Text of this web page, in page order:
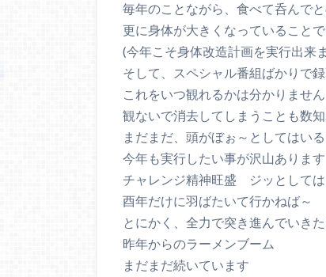
毎年のことながら、食べて呑んで
更に身体が大きくなっていることで
(今年こそ身体改造計画を実行出来
そして、スペシャル番組ばかりで
これをいつ観れるかは分かりません
観ないで消去してしまうことも数知
まだまだ、頭がぼぉ～としてはい
今年も実行したい事が沢山あります
チャレンジ精神旺盛 ジッとして
酉年だけに羽ばたいて行かねば～
とにかく、全力で突き進んでいき
昨年からのラーメンブーム
まだまだ続いています